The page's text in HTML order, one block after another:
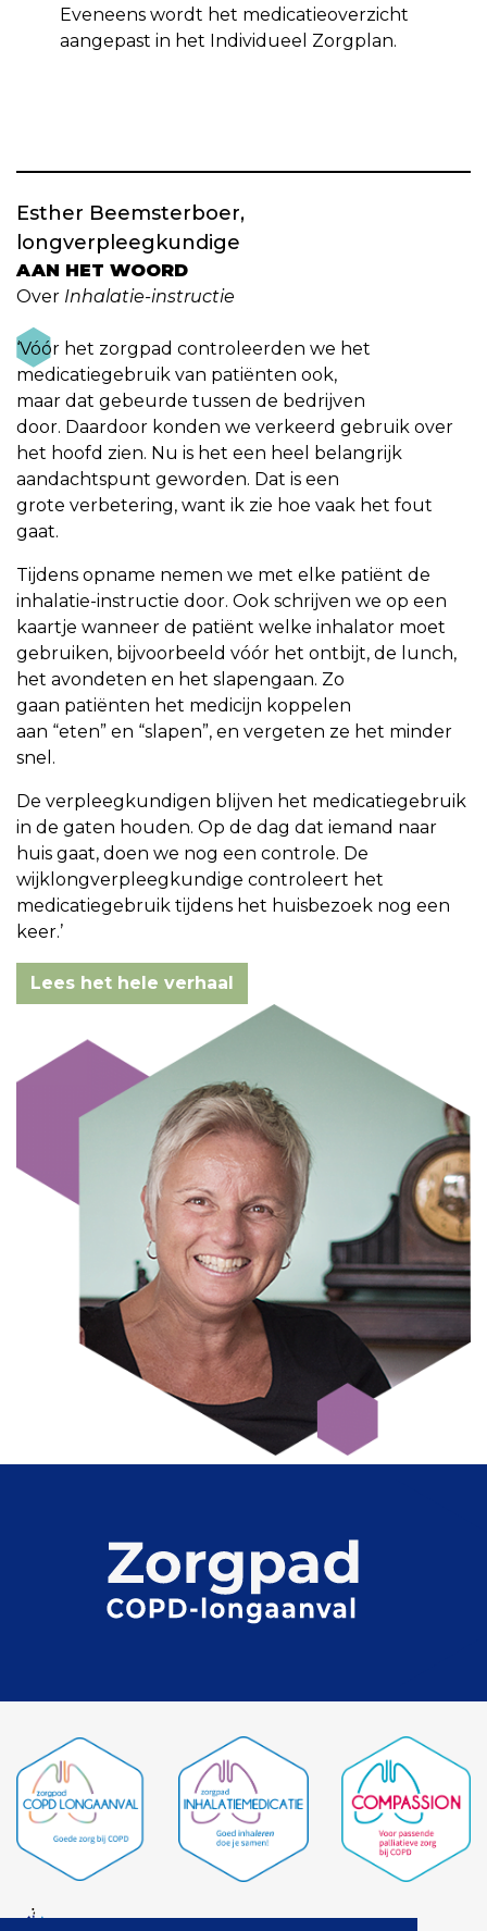
Eveneens wordt het medicatieoverzicht
aangepast in het Individueel Zorgplan.
Esther Beemsterboer,
longverpleegkundige
AAN HET WOORD
Over Inhalatie-instructie
‘Vóór het zorgpad controleerden we het
medicatiegebruik van patiënten ook,
maar dat gebeurde tussen de bedrijven
door. Daardoor konden we verkeerd gebruik over
het hoofd zien. Nu is het een heel belangrijk
aandachtspunt geworden. Dat is een
grote verbetering, want ik zie hoe vaak het fout
gaat.
Tijdens opname nemen we met elke patiënt de
inhalatie-instructie door. Ook schrijven we op een
kaartje wanneer de patiënt welke inhalator moet
gebruiken, bijvoorbeeld vóór het ontbijt, de lunch,
het avondeten en het slapengaan. Zo
gaan patiënten het medicijn koppelen
aan “eten” en “slapen”, en vergeten ze het minder
snel.
De verpleegkundigen blijven het medicatiegebruik
in de gaten houden. Op de dag dat iemand naar
huis gaat, doen we nog een controle. De
wijklongverpleegkundige controleert het
medicatiegebruik tijdens het huisbezoek nog een
keer.’
Lees het hele verhaal